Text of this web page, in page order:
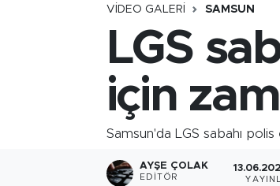
VIDEO GALERI SAMSUN
LGS
için
Samsun'da LGS sabahı
AYŞE ÇOLAK
EDITÖR
Samsunspor
Samsun Rehberi
Resmi İlanlar
Samsun Hava Durumu
SAMSUN Namaz Vakitleri
Samsun Trafik Yoğunluk Haritası
Süper Lig Puan Durumu ve Fikstür
Tüm Manşetler